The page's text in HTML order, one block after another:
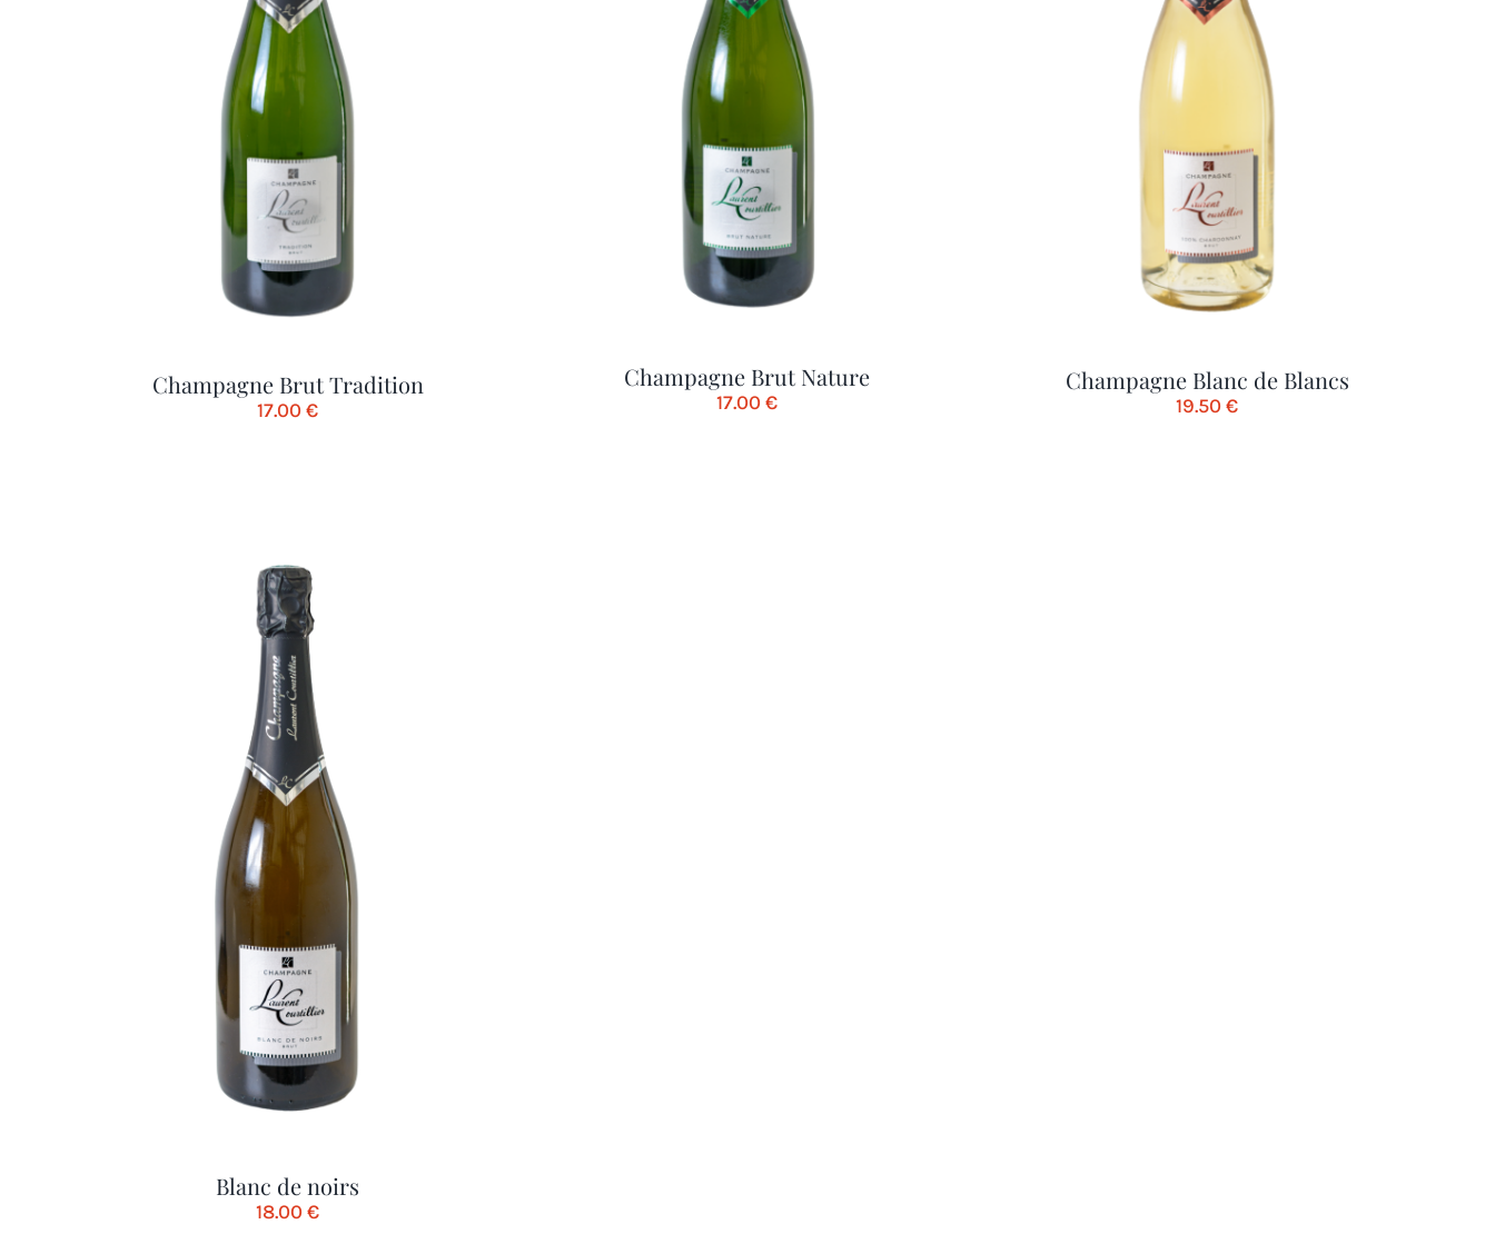
Champagne Brut Tradition
17.00€
Champagne Brut Nature
17.00€
Champagne Blanc de Blancs
19.50€
Blanc de noirs
18.00€